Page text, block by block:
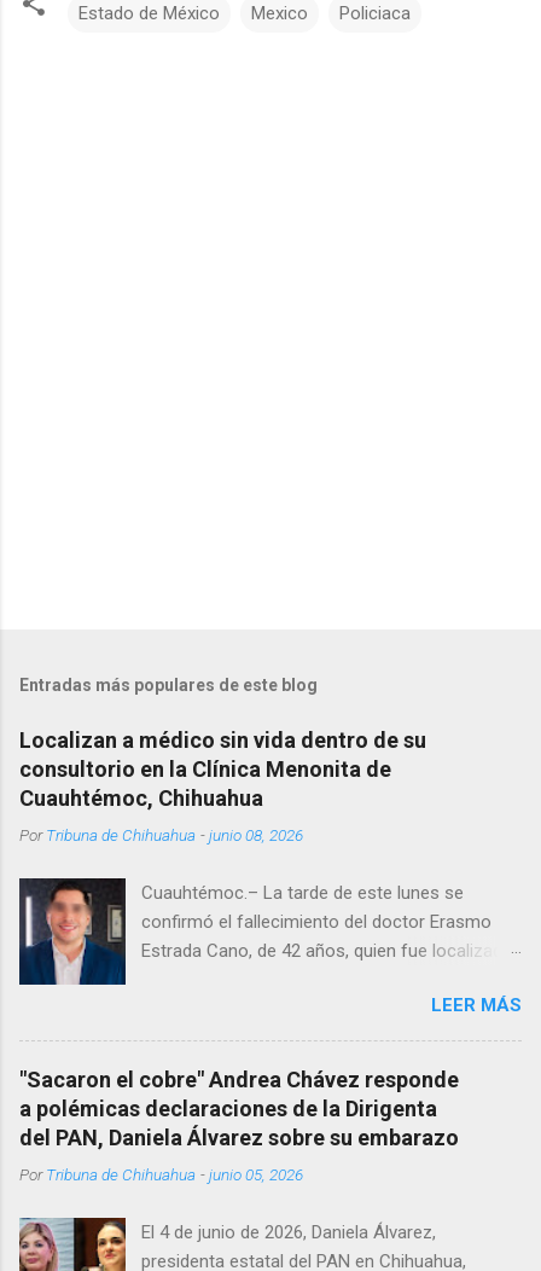
Estado de México Mexico Policiaca
Entradas más populares de este blog
Localizan a médico sin vida dentro de su
consultorio en la Clínica Menonita de
Cuauhtémoc, Chihuahua
PorTribuna de Chihuahua -junio 08, 2026
Cuauhtémoc.– La tarde de este lunes se
confirmó el fallecimiento del doctor Erasmo
Estrada Cano, de 42 años, quien fue localizado
Menonita, ubicada en el kilómetro 10 del
Corredor Comercial. Según reportes el médico
se habría quitado la vida mientras permanecía
encerrado en el consultorio, por lo que
autoridades tuvieron que derribar la puerta,
Estrada, quien se desempeñó como presidente
un médico reconocido en la región.
LEER MÁS
"Sacaron el cobre" Andrea Chávez responde
a polémicas declaraciones de la Dirigenta
del PAN, Daniela Álvarez sobre su embarazo
PorTribuna de Chihuahua -junio 05, 2026
El 4 de junio de 2026, Daniela Álvarez,
presidenta estatal del PAN en Chihuahua,